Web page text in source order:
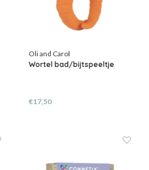
Oli and Carol
Wortel bad/bijtspeeltje
€17,50